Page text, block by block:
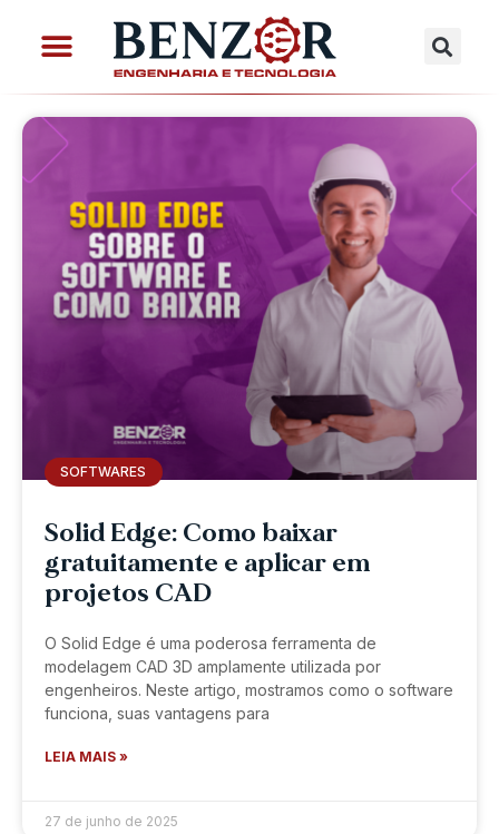
SOFTWARES
Solid Edge: Como baixar
gratuitamente e aplicar em
projetos CAD
O Solid Edge é uma poderosa ferramenta de
modelagem CAD 3D amplamente utilizada por
engenheiros. Neste artigo, mostramos como o software
funciona, suas vantagens para
LEIA MAIS »
27 de junho de 2025